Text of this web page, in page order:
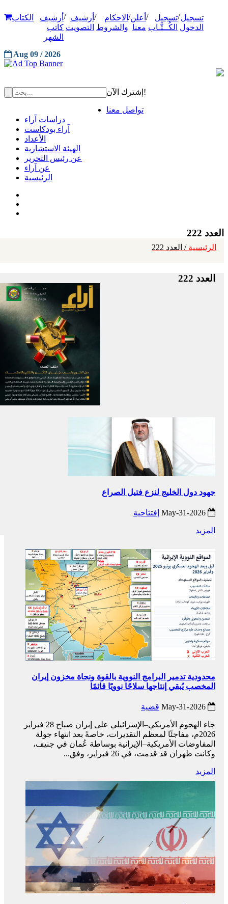
تسجيل
الدخول
/تسجيل
الكُــتَّـاب
/ أعلن
معنا
/ الاحكام
والشروط
/ أرشيف
التصويت
/ أرشيف
كاتب
الشهر
الكتاب
Aug 09 / 2026
إشترك الآن!
تواصل معنا
دراسات آراء
آراء بودكاست
الأعداد
الهيئة الاستشارية
عن رئيس التحرير
عن آراء
الرئيسية
العدد 222
الرئيسية / العدد 222
العدد 222
جهود دول الخليج لنزع فتيل الصراع
إفتتاحية
المزيد
محدودية تدمير البرامج النووية بالقوة ونجاة مخزون إيران
المخصب يُبقي إنتاجها سلاحًا نوويًا قائمًا
قضية
جاء الهجوم الأمريكي–الإسرائيلي على إيران صباح 28 فبراير
2026م، مفاجئًا لمعظم التقديرات، خاصةً بعد انتهاء جولة
المفاوضات الأمريكية–الإيرانية بوساطة عُمان في جنيف،
وكانت طهران قد قدمت، في 26 فبراير، وفق...
المزيد